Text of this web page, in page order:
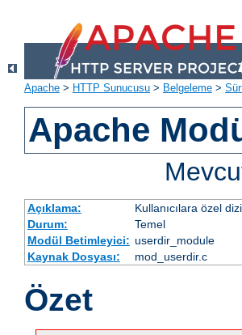
Apache > HTTP Sunucusu > Belgeleme >
Apache
Açıklama:
Kullanıcılara özel
Durum:
Temel
Modül Betimleyici: userdir_module
Kaynak Dosyası:
mod_userdir.c
Özet